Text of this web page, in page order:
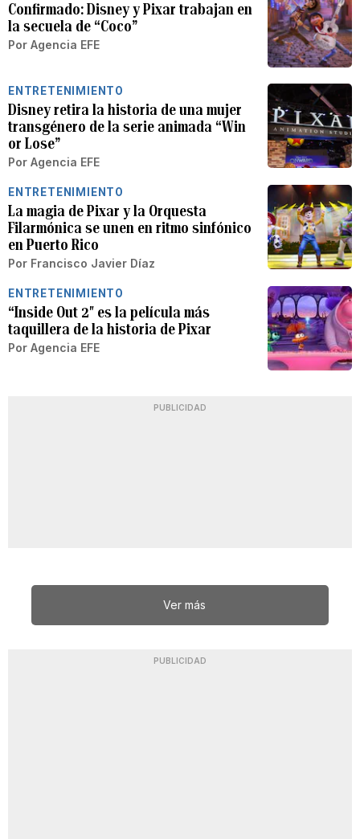
Confirmado: Disney y Pixar trabajan en
la secuela de “Coco”
Por Agencia EFE
ENTRETENIMIENTO
Disney retira la historia de una mujer
transgénero de la serie animada “Win
or Lose”
Por Agencia EFE
ENTRETENIMIENTO
La magia de Pixar y la Orquesta
Filarmónica se unen en ritmo sinfónico
en Puerto Rico
Por Francisco Javier Díaz
ENTRETENIMIENTO
“Inside Out 2″ es la película más
taquillera de la historia de Pixar
Por Agencia EFE
PUBLICIDAD
Ver más
PUBLICIDAD